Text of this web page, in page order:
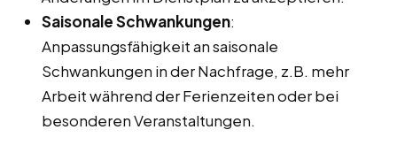
Saisonale Schwankungen:
Anpassungsfähigkeit an saisonale
Schwankungen in der Nachfrage, z.B. mehr
Arbeit während der Ferienzeiten oder bei
besonderen Veranstaltungen.